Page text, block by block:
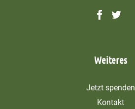
Weiteres
Jetzt spenden
Kontakt